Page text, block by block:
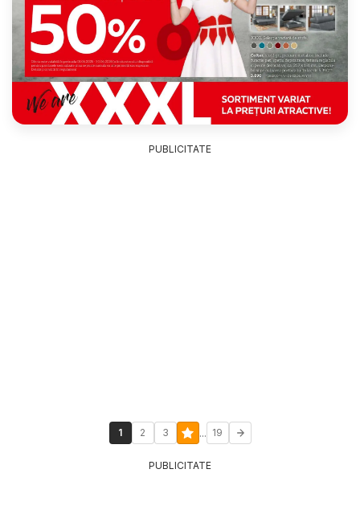
PUBLICITATE
1 2 3 ... 19
PUBLICITATE